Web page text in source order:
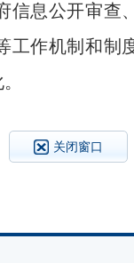
息公开审查
工作机制和制
关闭窗口